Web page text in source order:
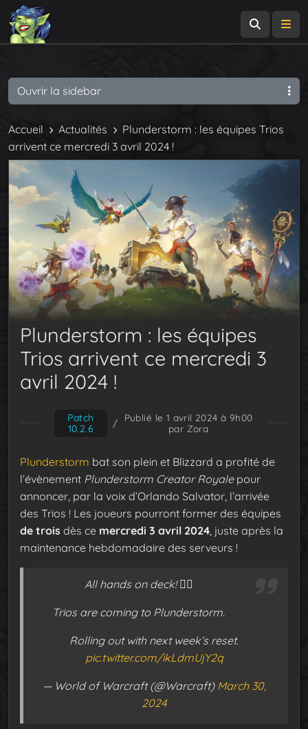
Accueil Actualités
Plunderstorm : les équipes Trios
arrivent ce mercredi 3 avril 2024 !
Plunderstorm : les équipes
Trios arrivent ce mercredi 3
avril 2024 !
Patch
10.2.6
/
Publié le 1 avril 2024 à 9h00
par Zora
Plunderstorm bat son plein et Blizzard a profité de
l’évènement Plunderstorm Creator Royalepour
annoncer, par la voix d’Orlando Salvator, l’arrivée
des Trios ! Les joueurs pourront former des équipes
de trois dès ce mercredi 3 avril 2024 , juste après la
maintenance hebdomadaire des serveurs !
All hands on deck! 🏴‍☠️
Trios are coming to Plunderstorm.
Rolling out with next week’s reset.
pic.twitter.com/ikLdmUjY2q
— World of Warcraft (@Warcraft) March 30,
2024
Ouvrir la sidebar